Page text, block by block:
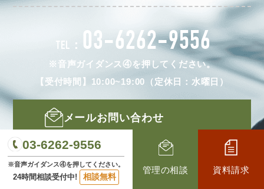
TEL： 03-6262-9556
※音声ガイダンス④を押してください。
【受付時間】10:00~19:00（定休日：水曜日）
メールお問い合わせ
LINEお問い合わせ
03-6262-9556
※音声ガイダンス④を押してください。
24時間相談受付中! 相談無料
管理の相談 資料請求